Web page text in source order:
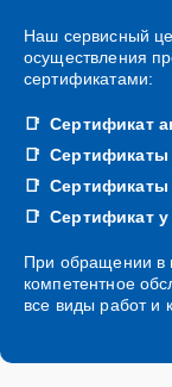
Наш сервисный
осуществления
сертификатами:
Сертификат
Сертификаты
Сертификаты
Сертификат у
При обращении в
компетентное
все виды работ и